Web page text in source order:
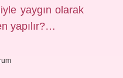
yaygın olarak
yapılır?…